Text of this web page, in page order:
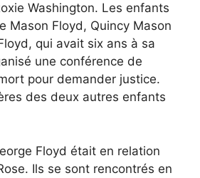
Washington. Les enfants
Mason Floyd, Quincy Mason
qui avait six ans à sa
une conférence de
pour demander justice.
des deux autres enfants
Floyd était en relation
Ils se sont rencontrés en